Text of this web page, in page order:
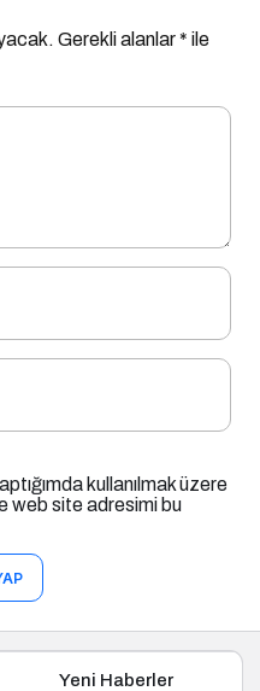
Gerekli alanlar* ile
kullanılmak üzere
web site adresimi bu
Yeni Haberler